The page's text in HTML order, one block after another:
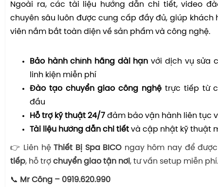
Ngoài ra, các tài liệu hướng dẫn chi tiết, video
chuyên sâu luôn được cung cấp đầy đủ, giúp khách
viên nắm bắt toàn diện về sản phẩm và công nghệ.
Bảo hành chính hãng dài hạn với dịch vụ sửa
linh kiện miễn phí
Đào tạo chuyển giao công nghệ trực tiếp từ
đầu
Hỗ trợ kỹ thuật 24/7 đảm bảo vận hành liên tục
Tài liệu hướng dẫn chi tiết và cập nhật kỹ thuật
👉 Liên hệThiết Bị Spa BICO ngay hôm nay để
tiếp, hỗ trợ chuyển giao tận nơi, tư vấn setup miễn phí.
📞 Mr Công – 0919.620.990